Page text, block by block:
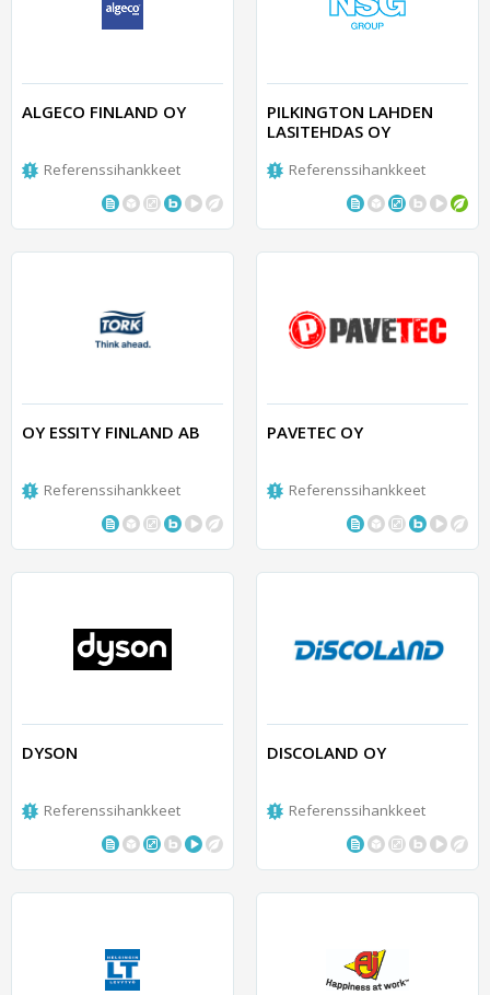
ALGECO FINLAND OY
Referenssihankkeet
PILKINGTON LAHDEN
LASITEHDAS OY
Referenssihankkeet
OY ESSITY FINLAND AB
Referenssihankkeet
PAVETEC OY
Referenssihankkeet
DYSON
Referenssihankkeet
DISCOLAND OY
Referenssihankkeet